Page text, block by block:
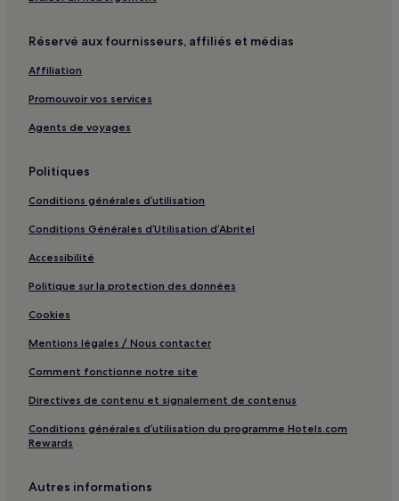
Seven Hills : hôtels
Elyria : hôtels Hôtels avec piscine
Elyria : hôtels Hôtels avec petit-déjeuner gratuit
Ashtabula : hôtels Hôtels avec parking
Geneva : hôtels Hôtels avec parking
Geneva : hôtels Hôtels avec cuisine
Geneva : hôtels Hôtels acceptant les animaux de
Medina : hôtels Hôtels avec parking
Medina : hôtels 2 étoiles
Westlake : hôtels Hôtels avec parking
Westlake : hôtels Hôtels d’affaires
Ashland : hôtels Hôtels d’affaires
Beachwood : hôtels Hôtels d’affaires
Réservé aux fournisseurs, affiliés et médias
Affiliation
Promouvoir vos services
Agents de voyages
Politiques
Conditions générales d’utilisation
Conditions Générales d’Utilisation d’Abritel
Accessibilité
Politique sur la protection des données
Cookies
Mentions légales / Nous contacter
Comment fonctionne notre site
Directives de contenu et signalement de contenus
Conditions générales d’utilisation du programme Hotels.com
Rewards
Autres informations